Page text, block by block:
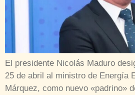
El presidente Nicolás Maduro
25 de abril al ministro de Energía
Márquez, como nuevo «padrino»